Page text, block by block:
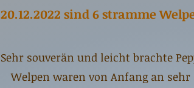
20.12.2022 sind 6 stramme
Sehr souverän und leicht brachte
Welpen waren von Anfang an